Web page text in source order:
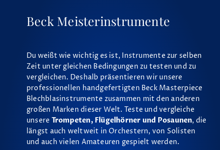
Beck Meisterinstrumente
Du weißt wie wichtig es ist, Instrumente zur selben
Zeit unter gleichen Bedingungen zu testen und zu
vergleichen. Deshalb präsentieren wir unsere
professionellen handgefertigten Beck Masterpiece
Blechblasinstrumente zusammen mit den anderen
großen Marken dieser Welt. Teste und vergleiche
unsere Trompeten, Flügelhörner und Posaunen, die
längst auch weltweit in Orchestern, von Solisten
und auch vielen Amateuren gespielt werden.